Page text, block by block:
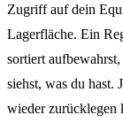
Zugriff auf dein
Lagerfläche. Ein
sortiert
siehst, was du hast.
wieder zurücklegen